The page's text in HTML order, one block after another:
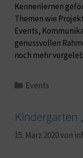
Kennenlernen
Themen wie
Events,
genussvollen
noch mehr
Events
Kindergarten
15. März 2020von